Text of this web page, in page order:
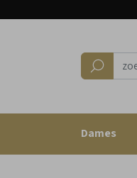
Dames